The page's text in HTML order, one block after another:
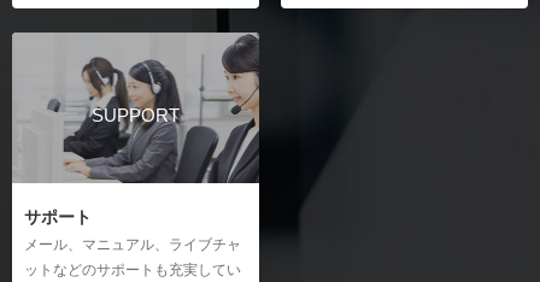
SUPPORT
サポート
メール、マニュアル、ライブチャ
ットなどのサポートも充実してい